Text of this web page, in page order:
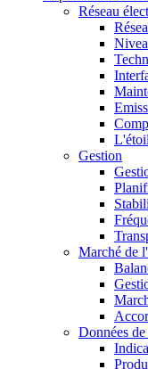
Réseau
Gestion
Marché de
Données de